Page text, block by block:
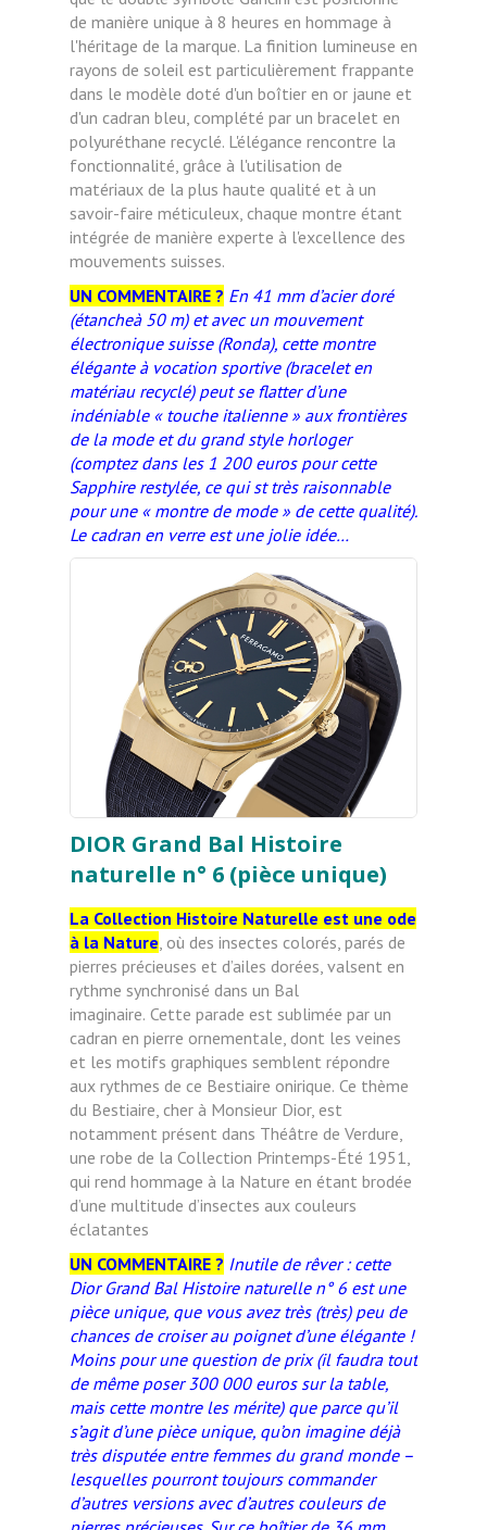
de manière unique à 8 heures en hommage à
l'héritage de la marque. La finition lumineuse en
rayons de soleil est particulièrement frappante
dans le modèle doté d'un boîtier en or jaune et
d'un cadran bleu, complété par un bracelet en
polyuréthane recyclé. L'élégance rencontre la
fonctionnalité, grâce à l'utilisation de
matériaux de la plus haute qualité et à un
savoir-faire méticuleux, chaque montre étant
intégrée de manière experte à l'excellence des
mouvements suisses.
UN COMMENTAIRE ? En 41 mm d’acier doré
(étancheà 50 m) et avec un mouvement
électronique suisse (Ronda), cette montre
élégante à vocation sportive (bracelet en
matériau recyclé) peut se flatter d’une
indéniable « touche italienne » aux frontières
de la mode et du grand style horloger
(comptez dans les 1 200 euros pour cette
Sapphire restylée, ce qui st très raisonnable
pour une « montre de mode » de cette qualité).
Le cadran en verre est une jolie idée…
DIOR Grand Bal Histoire
naturelle n° 6 (pièce unique)
La Collection Histoire Naturelle est une ode
à la Nature, où des insectes colorés, parés de
pierres précieuses et d’ailes dorées, valsent en
rythme synchronisé dans un Bal
imaginaire. Cette parade est sublimée par un
cadran en pierre ornementale, dont les veines
et les motifs graphiques semblent répondre
aux rythmes de ce Bestiaire onirique. Ce thème
du Bestiaire, cher à Monsieur Dior, est
notamment présent dans Théâtre de Verdure,
une robe de la Collection Printemps-Été 1951,
qui rend hommage à la Nature en étant brodée
d’une multitude d’insectes aux couleurs
éclatantes
UN COMMENTAIRE ? Inutile de rêver : cette
Dior Grand Bal Histoire naturelle n° 6 est une
pièce unique, que vous avez très (très) peu de
chances de croiser au poignet d’une élégante !
Moins pour une question de prix (il faudra tout
de même poser 300 000 euros sur la table,
mais cette montre les mérite) que parce qu’il
s’agit d’une pièce unique, qu’on imagine déjà
très disputée entre femmes du grand monde –
lesquelles pourront toujours commander
d’autres versions avec d’autres couleurs de